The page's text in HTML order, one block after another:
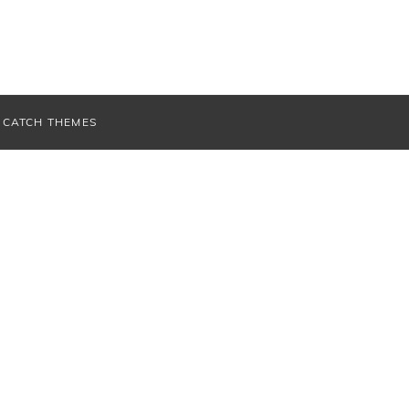
CATCH THEMES